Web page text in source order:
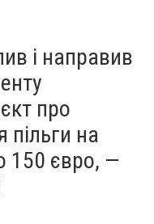
і направив
про
пільги на
150 євро, —